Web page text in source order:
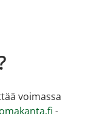
voimassa
omakanta.fi -